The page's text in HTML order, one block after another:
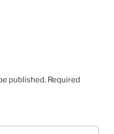
published. Required